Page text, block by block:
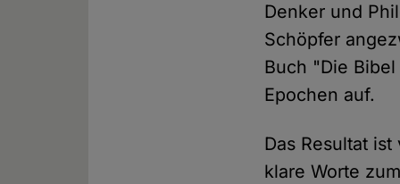
Denker und
Schöpfer
Buch "Die
Epochen auf.
Das Resultat
klare Worte